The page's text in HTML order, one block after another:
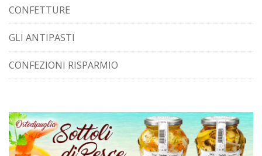
CONFETTURE
GLI ANTIPASTI
CONFEZIONI RISPARMIO